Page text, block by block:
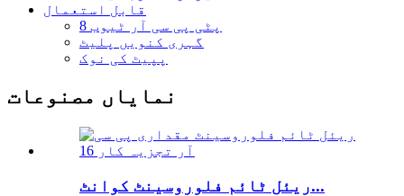
قابل استعمال
8 پٹی پی سی آر ٹیوب
گہری کنویں پلیٹ
پپیٹ کی نوک
نمایاں مصنوعات
ریئل ٹائم فلوروسینٹ کوانٹ...